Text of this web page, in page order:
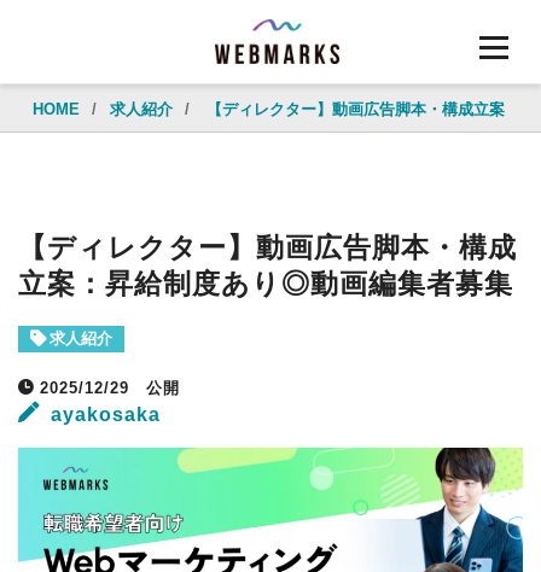
HOME / 求人紹介 / 【ディレクター】動画広告脚本・構成立案：
【ディレクター】動画広告脚本・構成
立案：昇給制度あり◎動画編集者募集
求人紹介
2025/12/29 公開
ayakosaka